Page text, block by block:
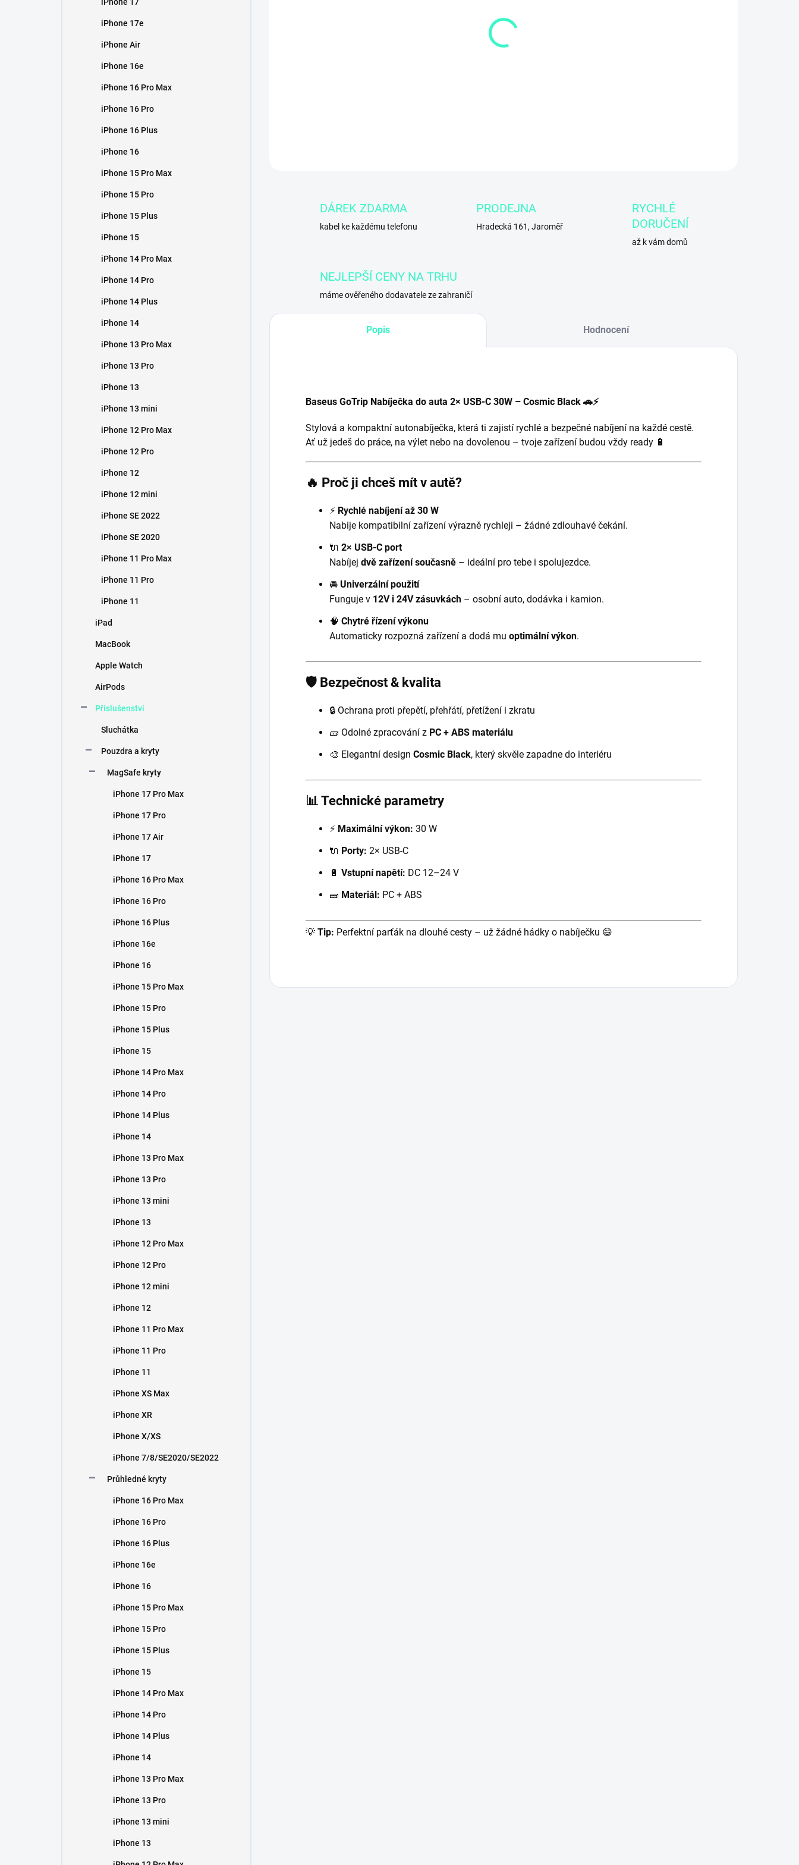
iPhone 17e
iPhone Air
iPhone 16e
iPhone 16 Pro Max
iPhone 16 Pro
iPhone 16 Plus
iPhone 16
iPhone 15 Pro Max
iPhone 15 Pro
iPhone 15 Plus
iPhone 15
iPhone 14 Pro Max
iPhone 14 Pro
iPhone 14 Plus
iPhone 14
iPhone 13 Pro Max
iPhone 13 Pro
iPhone 13
iPhone 13 mini
iPhone 12 Pro Max
iPhone 12 Pro
iPhone 12
iPhone 12 mini
iPhone SE 2022
iPhone SE 2020
iPhone 11 Pro Max
iPhone 11 Pro
iPhone 11
iPad
MacBook
Apple Watch
AirPods
Příslušenství
Sluchátka
Pouzdra a kryty
MagSafe kryty
iPhone 17 Pro Max
iPhone 17 Pro
iPhone 17 Air
iPhone 17
iPhone 16 Pro Max
iPhone 16 Pro
iPhone 16 Plus
iPhone 16e
iPhone 16
iPhone 15 Pro Max
iPhone 15 Pro
iPhone 15 Plus
iPhone 15
iPhone 14 Pro Max
iPhone 14 Pro
iPhone 14 Plus
iPhone 14
iPhone 13 Pro Max
iPhone 13 Pro
iPhone 13 mini
iPhone 13
iPhone 12 Pro Max
iPhone 12 Pro
iPhone 12 mini
iPhone 12
iPhone 11 Pro Max
iPhone 11 Pro
iPhone 11
iPhone XS Max
iPhone XR
iPhone X/XS
iPhone 7/8/SE2020/SE2022
Průhledné kryty
iPhone 16 Pro Max
iPhone 16 Pro
iPhone 16 Plus
iPhone 16e
iPhone 16
iPhone 15 Pro Max
iPhone 15 Pro
iPhone 15 Plus
iPhone 15
iPhone 14 Pro Max
iPhone 14 Pro
iPhone 14 Plus
iPhone 14
iPhone 13 Pro Max
iPhone 13 Pro
iPhone 13 mini
iPhone 13
DÁREK ZDARMA
kabel ke každému telefonu
PRODEJNA
Hradecká 161, Jaroměř
RYCHLÉ
DORUČENÍ
až k vám domů
NEJLEPŠÍ CENY NA TRHU
máme ověřeného dodavatele ze zahraničí
Popis Hodnocení
Baseus GoTrip Nabíječka do auta 2× USB-C 30W – Cosmic Black 🚗⚡
Stylová a kompaktní autonabíječka, která ti zajistí rychlé a bezpečné nabíjení na každé cestě.
Ať už jedeš do práce, na výlet nebo na dovolenou – tvoje zařízení budou vždy ready 🔋
🔥 Proč ji chceš mít v autě?
⚡ Rychlé nabíjení až 30 W
Nabije kompatibilní zařízení výrazně rychleji – žádné zdlouhavé čekání.
🔌 2× USB-C port
Nabíjej dvě zařízení současně – ideální pro tebe i spolujezdce.
🚘 Univerzální použití
Funguje v 12V i 24V zásuvkách – osobní auto, dodávka i kamion.
🧠 Chytré řízení výkonu
Automaticky rozpozná zařízení a dodá mu optimální výkon.
🛡️ Bezpečnost & kvalita
🔒 Ochrana proti přepětí, přehřátí, přetížení i zkratu
🧱 Odolné zpracování z PC + ABS materiálu
🎨 Elegantní design Cosmic Black, který skvěle zapadne do interiéru
📊 Technické parametry
⚡ Maximální výkon: 30 W
🔌 Porty: 2× USB-C
🔋 Vstupní napětí: DC 12–24 V
🧱 Materiál: PC + ABS
💡 Tip: Perfektní parťák na dlouhé cesty – už žádné hádky o nabíječku 😄